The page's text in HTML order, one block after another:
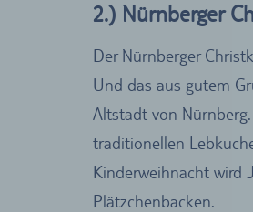
2.) Nürnberger
Der Nürnberger
Und das aus gutem
Altstadt von
traditionellen
Kinderweihnacht wird
Plätzchenbacken.